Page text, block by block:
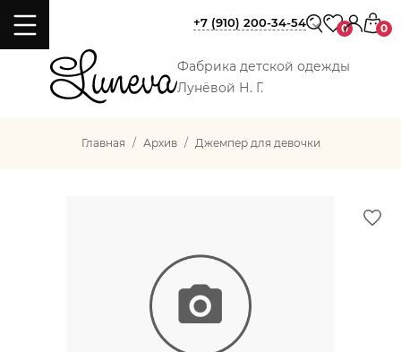
Фабрика детской одежды
Лунёвой Н. Г.
+7 (910) 200-34-54 0 0
Главная Архив Джемпер для девочки